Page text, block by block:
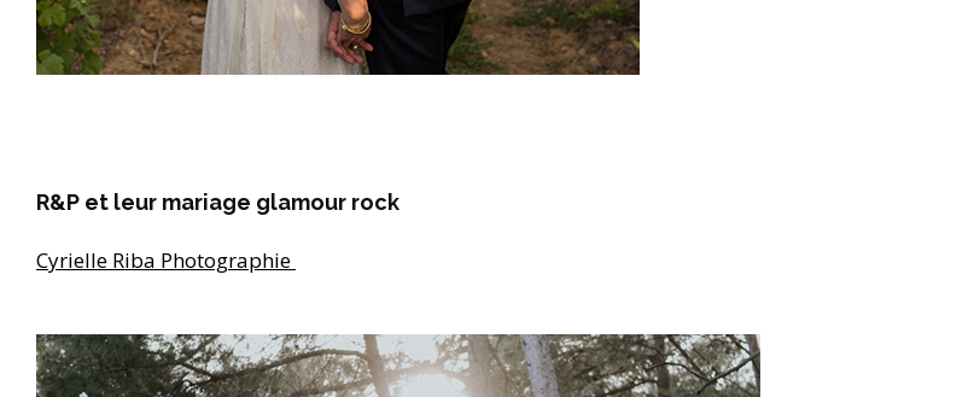
R&P et leur mariage glamour rock
Cyrielle Riba Photographie